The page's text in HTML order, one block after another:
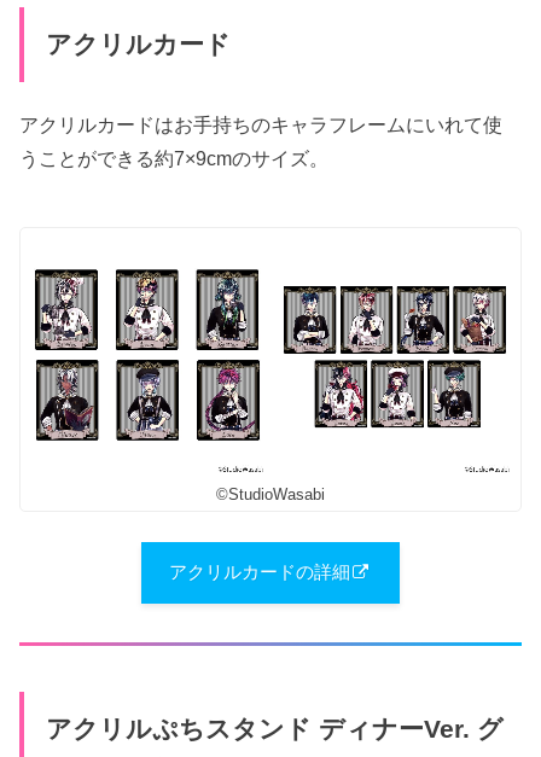
アクリルカード
アクリルカードはお手持ちのキャラフレームにいれて使
うことができる約7×9cmのサイズ。
©StudioWasabi
アクリルカードの詳細
アクリルぷちスタンド ディナーVer. グ